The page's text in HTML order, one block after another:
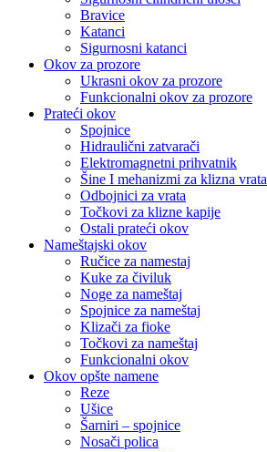
Bravice
Katanci
Sigurnosni katanci
Okov za prozore
Ukrasni okov za prozore
Funkcionalni okov za prozore
Prateći okov
Spojnice
Hidraulični zatvarači
Elektromagnetni prihvatnik
Šine I mehanizmi za klizna vrata
Odbojnici za vrata
Točkovi za klizne kapije
Ostali prateći okov
Nameštajski okov
Ručice za namestaj
Kuke za čiviluk
Noge za nameštaj
Spojnice za nameštaj
Klizači za fioke
Točkovi za nameštaj
Funkcionalni okov
Okov opšte namene
Reze
Ušice
Šarniri – spojnice
Nosači polica